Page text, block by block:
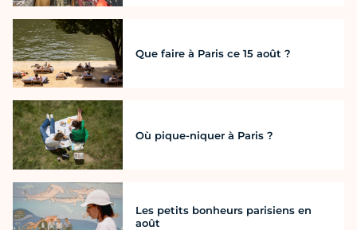
Que faire à Paris ce 15 août ?
Où pique-niquer à Paris ?
Les petits bonheurs parisiens en
août